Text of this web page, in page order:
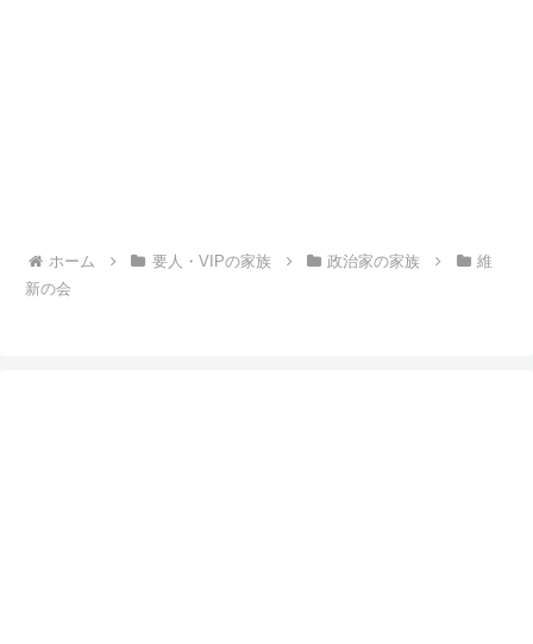
ホーム 要人・VIPの家族 政治家の家族
維
新の会